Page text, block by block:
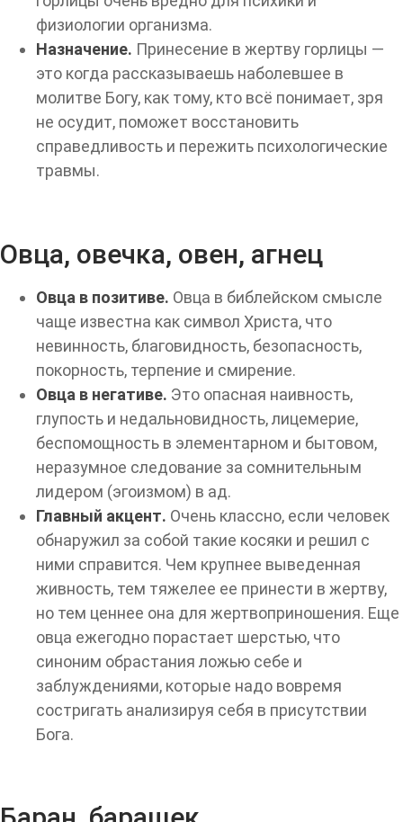
физиологии организма.
Назначение. Принесение в жертву горлицы —
это когда рассказываешь наболевшее в
молитве Богу, как тому, кто всё понимает, зря
не осудит, поможет восстановить
справедливость и пережить психологические
травмы.
Овца, овечка, овен, агнец
Овца в позитиве. Овца в библейском смысле
чаще известна как символ Христа, что
невинность, благовидность, безопасность,
покорность, терпение и смирение.
Овца в негативе. Это опасная наивность,
глупость и недальновидность, лицемерие,
беспомощность в элементарном и бытовом,
неразумное следование за сомнительным
лидером (эгоизмом) в ад.
Главный акцент. Очень классно, если человек
обнаружил за собой такие косяки и решил с
ними справится. Чем крупнее выведенная
живность, тем тяжелее ее принести в жертву,
но тем ценнее она для жертвоприношения. Еще
овца ежегодно порастает шерстью, что
синоним обрастания ложью себе и
заблуждениями, которые надо вовремя
состригать анализируя себя в присутствии
Бога.